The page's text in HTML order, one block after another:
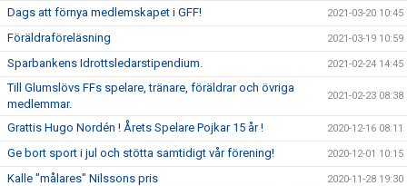
Dags att förnya medlemskapet i GFF! 2021-03-20 10:45
Föräldraföreläsning 2021-03-19 10:59
Sparbankens Idrottsledarstipendium. 2021-02-24 14:45
Till Glumslövs FFs spelare, tränare, föräldrar och övriga
medlemmar.
2021-02-23 08:38
Grattis Hugo Nordén ! Årets Spelare Pojkar 15 år ! 2020-12-16 08:11
Ge bort sport i jul och stötta samtidigt vår förening! 2020-12-01 10:15
Kalle "målares" Nilssons pris 2020-11-28 19:30